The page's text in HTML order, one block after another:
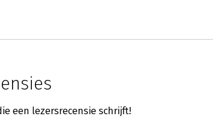
een lezersrecensie schrijft!